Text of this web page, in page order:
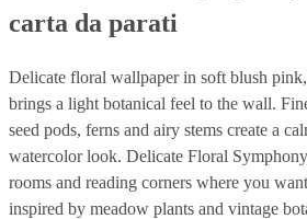
carta da parati
Delicate floral wallpaper in soft blush
brings a light botanical feel to the wall.
seed pods, ferns and airy stems create a
watercolor look. Delicate Floral
rooms and reading corners where you
inspired by meadow plants and vintage